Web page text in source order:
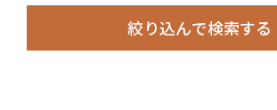
絞り込んで検索する